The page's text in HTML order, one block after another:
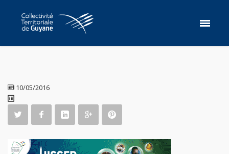
10/05/2016